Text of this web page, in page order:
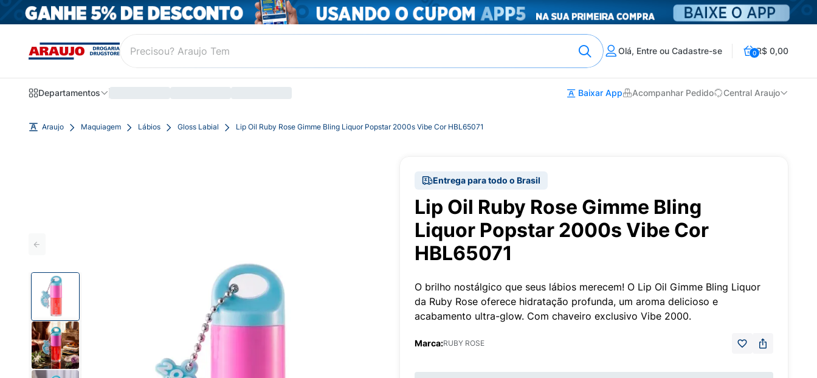
Olá, Entre ou Cadastre-se 0R$ 0,00
Departamentos Baixar App Acompanhar Pedido Central Araujo
Araujo Maquiagem Lábios Gloss Labial Lip Oil Ruby Rose Gimme Bling Liquor Popstar 2000s Vibe Cor HBL65071
Entrega para todo o Brasil
Lip Oil Ruby Rose Gimme Bling
Liquor Popstar 2000s Vibe Cor
HBL65071
O brilho nostálgico que seus lábios merecem! O Lip Oil Gimme Bling Liquor
da Ruby Rose oferece hidratação profunda, um aroma delicioso e
acabamento ultra-glow. Com chaveiro exclusivo Vibe 2000.
Marca:RUBY ROSE